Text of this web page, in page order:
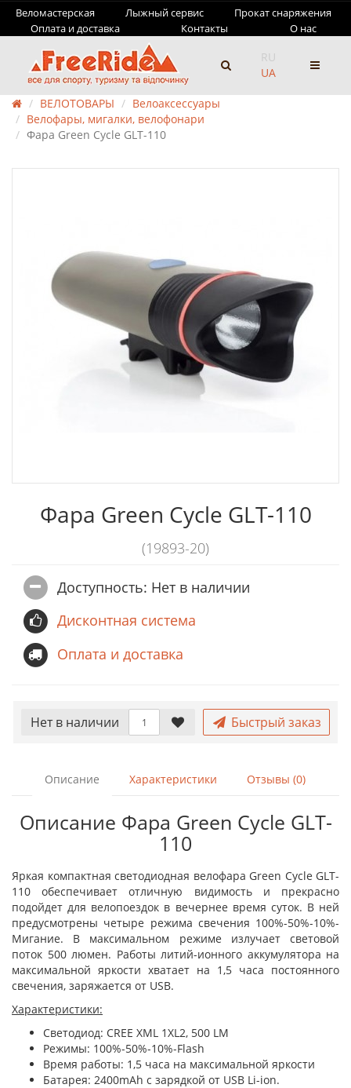
Веломастерская Лыжный сервис
Прокат снаряжения
Оплата и доставка
Контакты О нас
RU
UA
ВЕЛОТОВАРЫ
Велоаксессуары
Велофары, мигалки, велофонари
Фара Green Cycle GLT-110
Фара Green Cycle GLT-110
(19893-20)
Доступность: Нет в наличии
Дисконтная система
Оплата и доставка
Нет в наличии Быстрый заказ
Описание Характеристики Отзывы (0)
Описание Фара Green Cycle GLT-
110
Яркая компактная светодиодная велофара Green Сycle GLT-
110 обеспечивает отличную видимость и прекрасно
подойдет для велопоездок в вечернее время суток. В ней
предусмотрены четыре режима свечения 100%-50%-10%-
Мигание. В максимальном режиме излучает световой
поток 500 люмен. Работы литий-ионного аккумулятора на
максимальной яркости хватает на 1,5 часа постоянного
свечения, заряжается от USB.
Характеристики:
Светодиод: CREE XML 1XL2, 500 LM
Режимы: 100%-50%-10%-Flash
Время работы: 1,5 часа на максимальной яркости
Батарея: 2400mAh с зарядкой от USB Li-ion.